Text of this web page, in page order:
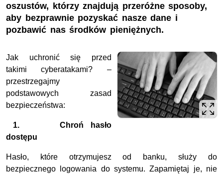
oszustów, którzy znajdują przeróżne sposoby,
aby bezprawnie pozyskać nasze dane i
pozbawić nas środków pieniężnych.
Jak uchronić się przed
takimi cyberatakami? –
przestrzegajmy
podstawowych zasad
bezpieczeństwa:
1.Chroń hasło
dostępu
Hasło, które otrzymujesz od banku, służy do
bezpiecznego logowania do systemu. Zapamiętaj je, nie